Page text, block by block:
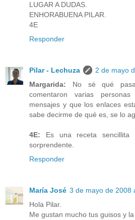
LUGAR A DUDAS.
ENHORABUENA PILAR.
4E
Responder
Pilar - Lechuza
2 de mayo
Margarida: No sé qué
comentaron varias
mensajes y que los enlaces
sabe decirme de qué es, se lo
4E: Es una receta
sorprendente.
Responder
María José 3 de mayo de 2008
Hola Pilar.
Me gustan mucho tus guisos y